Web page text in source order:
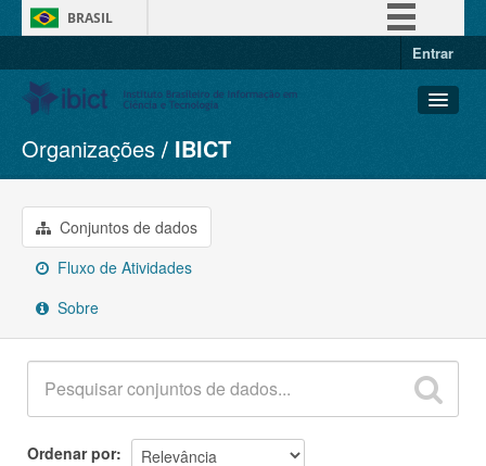
BRASIL
Entrar
Conjuntos de dados
Organizações
Grupos
Sobre
Organizações IBICT
Conjuntos de dados
Fluxo de Atividades
Sobre
Ordenar por